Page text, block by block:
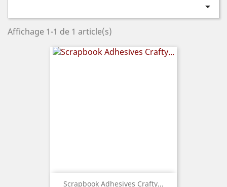

Affichage 1-1 de 1 article(s)
Scrapbook Adhesives Crafty...